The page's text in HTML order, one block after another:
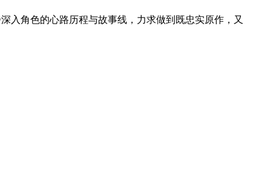
入角色的心路历程与故事线，力求做到既忠实原作，又